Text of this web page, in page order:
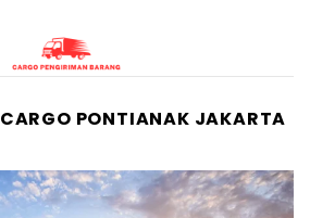
CARGO PONTIANAK JAKARTA